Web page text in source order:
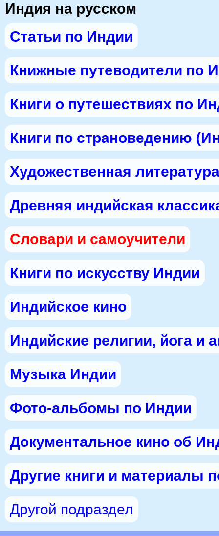
Индия на русском
Статьи по Индии
Книжные путеводители по
Книги о путешествиях по
Книги по страноведению
Художественная
Древняя индийская
Словари и самоучители
Книги по искусству Индии
Индийское кино
Индийские религии, йога и
Музыка Индии
Фото-альбомы по Индии
Документальное кино об
Другие книги и материалы
Другой подраздел